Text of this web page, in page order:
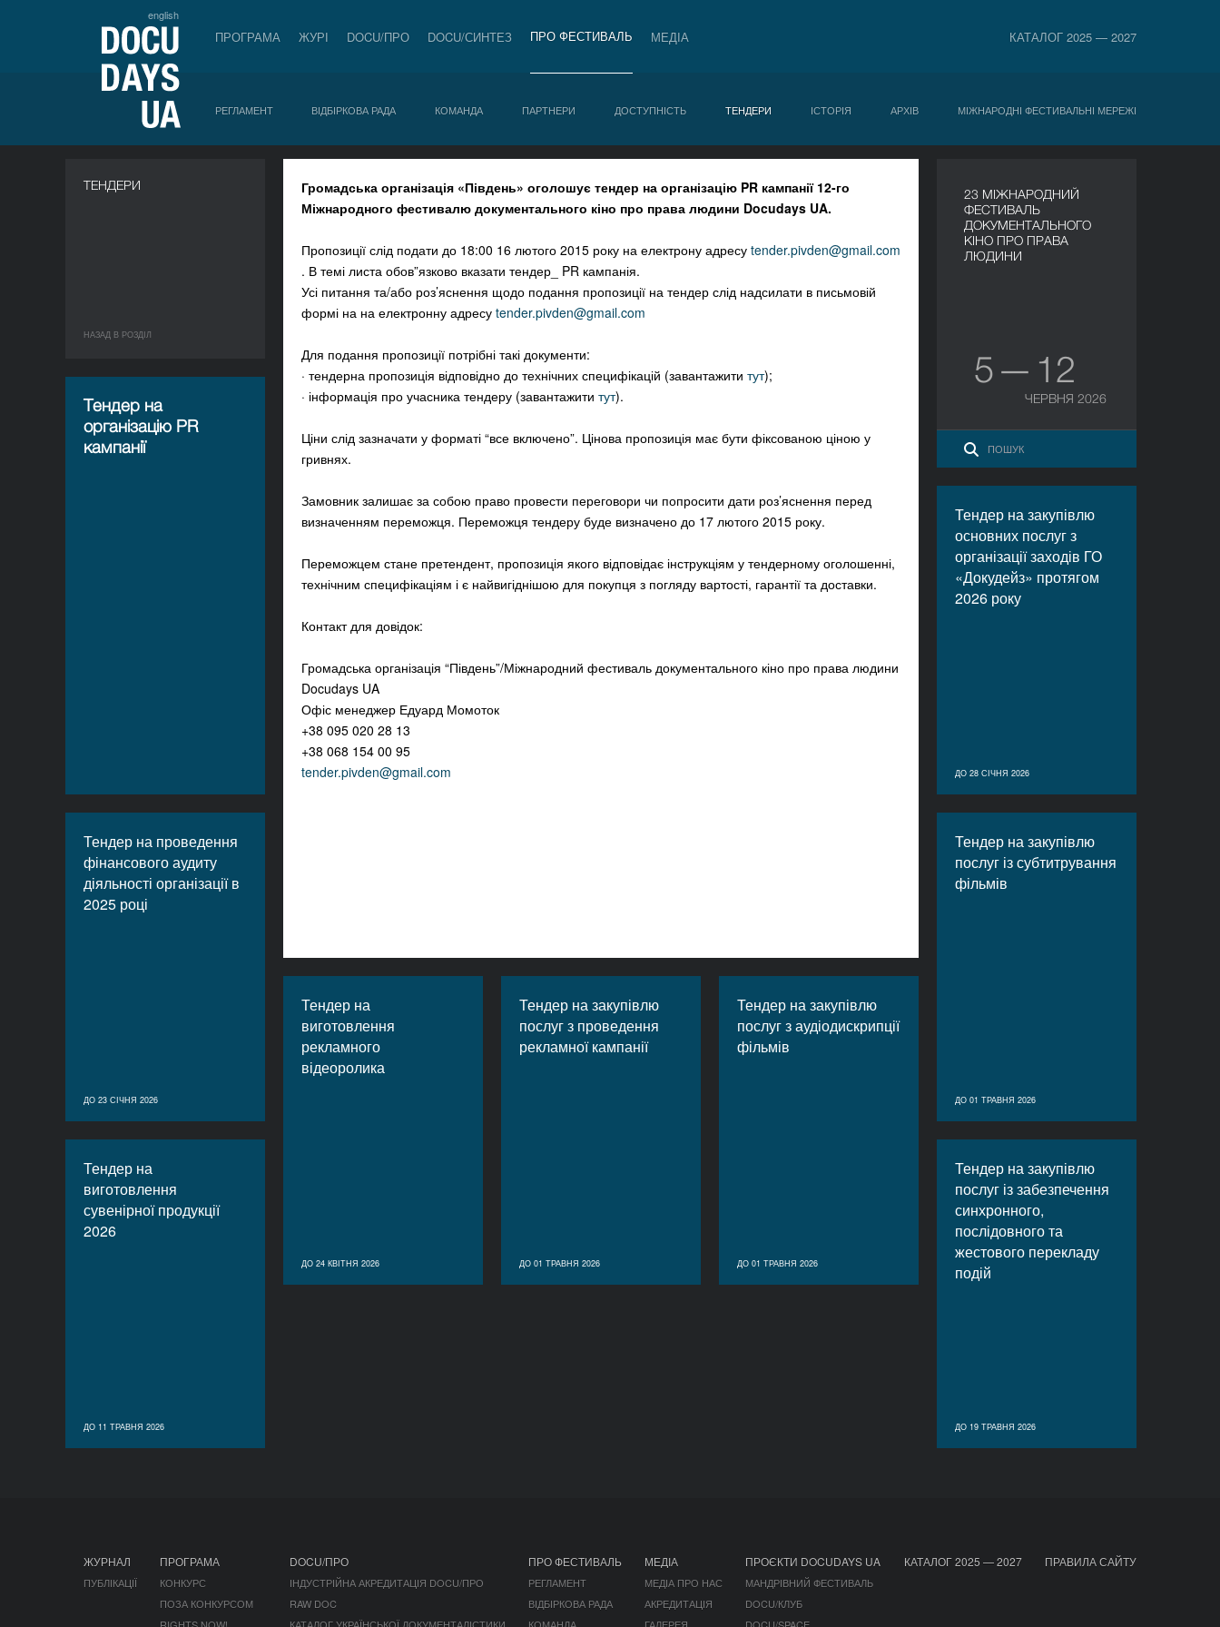
english
ПРОГРАМА ЖУРІ DOCU/ПРО DOCU/СИНТЕЗ ПРО ФЕСТИВАЛЬ МЕДІА КАТАЛОГ 2025 — 2027
РЕГЛАМЕНТ ВІДБІРКОВА РАДА КОМАНДА ПАРТНЕРИ ДОСТУПНІСТЬ ТЕНДЕРИ ІСТОРІЯ АРХІВ МІЖНАРОДНІ ФЕСТИВАЛЬНІ МЕРЕЖІ
ТЕНДЕРИ
НАЗАД В РОЗДIЛ
Тендер на
організацію PR
кампанії
Громадська організація «Південь» оголошує тендер на організацію PR кампанії 12-го
Міжнародного фестивалю документального кіно про права людини Docudays UA.
Пропозиції слід подати до 18:00 16 лютого 2015 року на електрону адресу tender.pivden@gmail.com
. В темі листа обов”язково вказати тендер_ PR кампанія.
Усі питання та/або роз’яснення щодо подання пропозиції на тендер слід надсилати в письмовій
формі на на електронну адресу tender.pivden@gmail.com
Для подання пропозиції потрібні такі документи:
· тендерна пропозиція відповідно до технічних специфікацій (завантажити тут);
· інформація про учасника тендеру (завантажити тут).
Ціни слід зазначати у форматі “все включено”. Цінова пропозиція має бути фіксованою ціною у
гривнях.
Замовник залишає за собою право провести переговори чи попросити дати роз’яснення перед
визначенням переможця. Переможця тендеру буде визначено до 17 лютого 2015 року.
Переможцем стане претендент, пропозиція якого відповідає інструкціям у тендерному оголошенні,
технічним специфікаціям і є найвигіднішою для покупця з погляду вартості, гарантії та доставки.
Контакт для довідок:
Громадська організація “Південь”/Міжнародний фестиваль документального кіно про права людини
Docudays UA
Офіс менеджер Едуард Момоток
+38 095 020 28 13
+38 068 154 00 95
tender.pivden@gmail.com
23 МІЖНАРОДНИЙ
ФЕСТИВАЛЬ
ДОКУМЕНТАЛЬНОГО
КІНО ПРО ПРАВА
ЛЮДИНИ
5 — 12
ЧЕРВНЯ 2026
Тендер на закупівлю
основних послуг з
організації заходів ГО
«Докудейз» протягом
2026 року
ДО 28 СІЧНЯ 2026
Тендер на проведення
фінансового аудиту
діяльності організації в
2025 році
ДО 23 СІЧНЯ 2026
Тендер на закупівлю
послуг із субтитрування
фільмів
ДО 01 ТРАВНЯ 2026
Тендер на
виготовлення
рекламного
відеоролика
ДО 24 КВІТНЯ 2026
Тендер на закупівлю
послуг з проведення
рекламної кампанії
ДО 01 ТРАВНЯ 2026
Тендер на закупівлю
послуг з аудіодискрипції
фільмів
ДО 01 ТРАВНЯ 2026
Тендер на
виготовлення
сувенірної продукції
2026
ДО 11 ТРАВНЯ 2026
Тендер на закупівлю
послуг із забезпечення
синхронного,
послідовного та
жестового перекладу
подій
ДО 19 ТРАВНЯ 2026
ЖУРНАЛ
ПУБЛІКАЦІЇ
ПРОГРАМА
КОНКУРС
ПОЗА КОНКУРСОМ
DOCU/ПРО
ІНДУСТРІЙНА АКРЕДИТАЦІЯ DOCU/ПРО
RAW DOC
ПРО ФЕСТИВАЛЬ
РЕГЛАМЕНТ
ВІДБІРКОВА РАДА
МЕДІА
МЕДІА ПРО НАС
АКРЕДИТАЦІЯ
ПРОЄКТИ DOCUDAYS UA
МАНДРІВНИЙ ФЕСТИВАЛЬ
DOCU/КЛУБ
КАТАЛОГ 2025 — 2027 ПРАВИЛА САЙТУ